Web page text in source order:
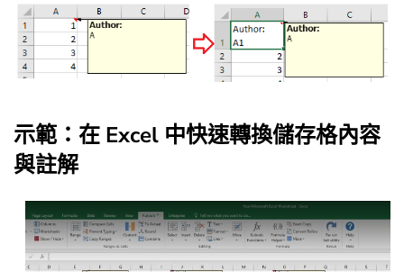
示範：在 Excel 中快速轉換儲存格內容
與註解